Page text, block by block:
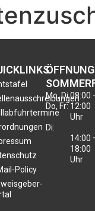
Policy
Mo, Di,
Do, Fr:
Di:
08:00
12:00
Uhr
14:00
18:00
Uhr